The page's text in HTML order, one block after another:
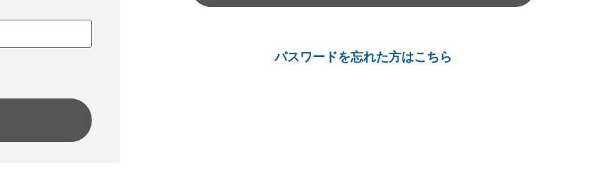
パスワードを忘れた方はこちら